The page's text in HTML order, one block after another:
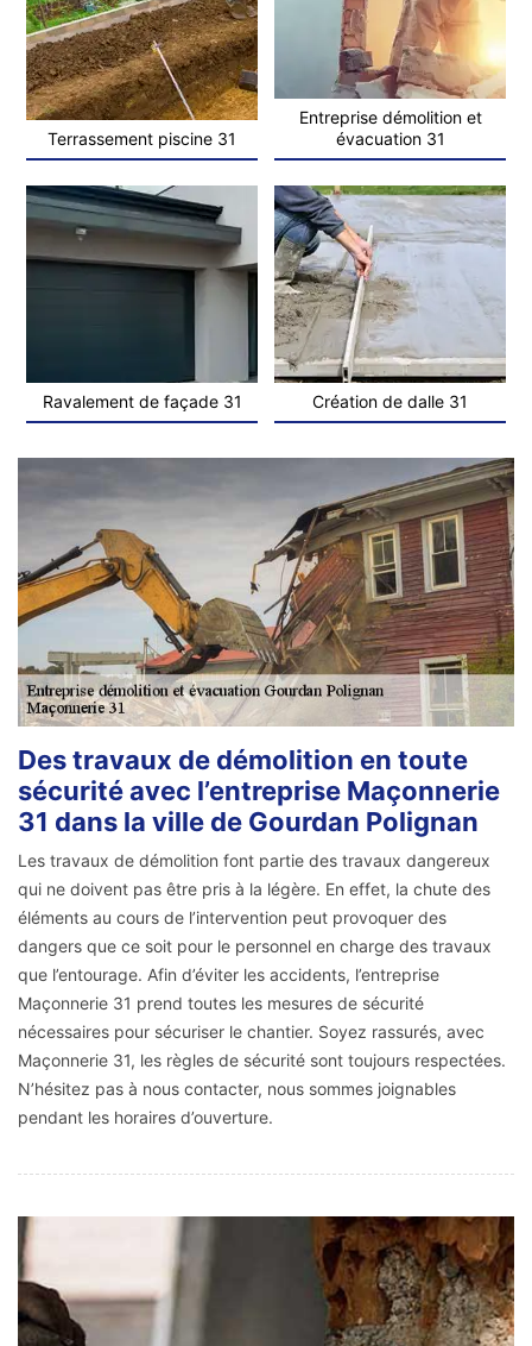
Terrassement piscine 31
Entreprise démolition et
évacuation 31
Ravalement de façade 31 Création de dalle 31
Des travaux de démolition en toute
sécurité avec l’entreprise Maçonnerie
31 dans la ville de Gourdan Polignan
Les travaux de démolition font partie des travaux dangereux
qui ne doivent pas être pris à la légère. En effet, la chute des
éléments au cours de l’intervention peut provoquer des
dangers que ce soit pour le personnel en charge des travaux
que l’entourage. Afin d’éviter les accidents, l’entreprise
Maçonnerie 31 prend toutes les mesures de sécurité
nécessaires pour sécuriser le chantier. Soyez rassurés, avec
Maçonnerie 31, les règles de sécurité sont toujours respectées.
N’hésitez pas à nous contacter, nous sommes joignables
pendant les horaires d’ouverture.